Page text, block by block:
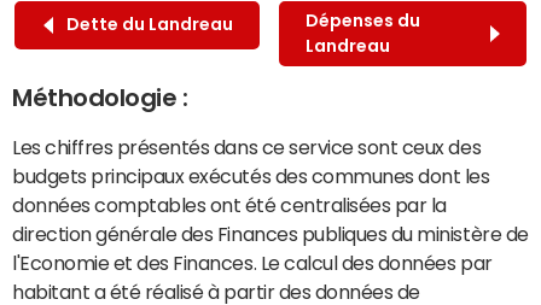
Dette du Landreau
Dépenses du
Landreau
Méthodologie :
Les chiffres présentés dans ce service sont ceux des
budgets principaux exécutés des communes dont les
données comptables ont été centralisées par la
direction générale des Finances publiques du ministère de
l'Economie et des Finances. Le calcul des données par
habitant a été réalisé à partir des données de